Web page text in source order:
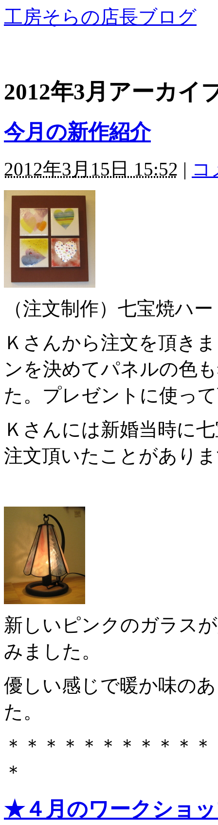
工房そらの店長ブログ
2012年3月アーカイ
今月の新作紹介
2012年3月15日 15:52 | コ
（注文制作）七宝焼ハ
Ｋさんから注文を頂き
ンを決めてパネルの色
た。プレゼントに使っ
Ｋさんには新婚当時に
注文頂いたことがあり
新しいピンクのガラス
みました。
優しい感じで暖か味の
た。
＊＊＊＊＊＊＊＊＊＊
＊
★４月のワークショ